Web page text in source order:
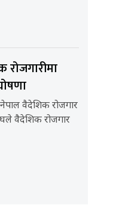
वैदेशिक रोजगार
वैदेशिक रोजगार